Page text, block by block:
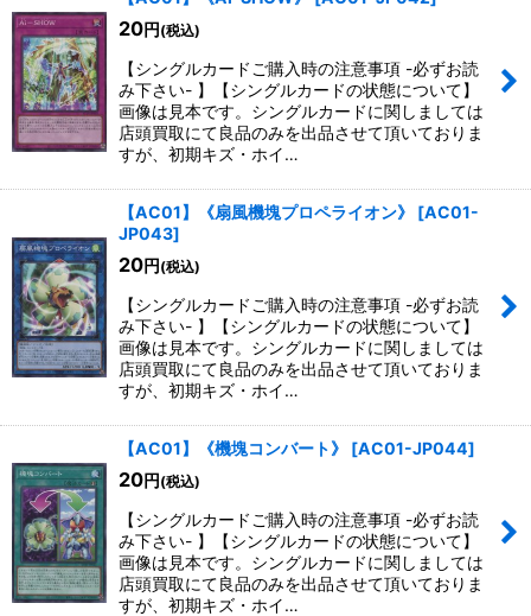
20円 (税込)
【シングルカードご購入時の注意事項 -必ずお読
み下さい- 】【シングルカードの状態について】
画像は見本です。シングルカードに関しましては
店頭買取にて良品のみを出品させて頂いておりま
すが、初期キズ・ホイ…
【AC01】《扇風機塊プロペライオン》 [AC01-
JP043]
20円 (税込)
【シングルカードご購入時の注意事項 -必ずお読
み下さい- 】【シングルカードの状態について】
画像は見本です。シングルカードに関しましては
店頭買取にて良品のみを出品させて頂いておりま
すが、初期キズ・ホイ…
【AC01】《機塊コンバート》 [AC01-JP044]
20円 (税込)
【シングルカードご購入時の注意事項 -必ずお読
み下さい- 】【シングルカードの状態について】
画像は見本です。シングルカードに関しましては
店頭買取にて良品のみを出品させて頂いておりま
すが、初期キズ・ホイ…